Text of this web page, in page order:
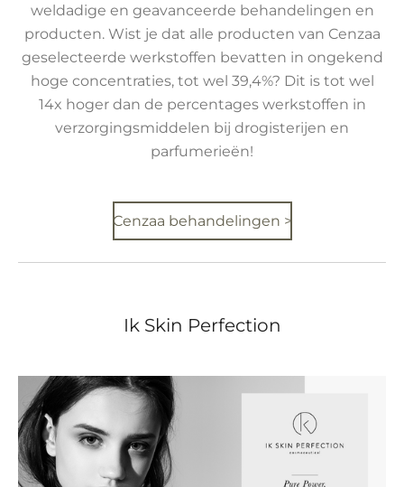
weldadige en geavanceerde behandelingen en
producten. Wist je dat alle producten van Cenzaa
geselecteerde werkstoffen bevatten in ongekend
hoge concentraties, tot wel 39,4%? Dit is tot wel
14x hoger dan de percentages werkstoffen in
verzorgingsmiddelen bij drogisterijen en
parfumerieën!
Cenzaa behandelingen >
Ik Skin Perfection